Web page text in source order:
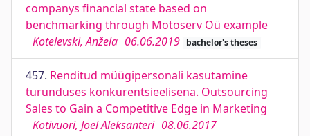
companys financial state based on
benchmarking through Motoserv Oü example
Kotelevski, Anžela 06.06.2019 bachelor's theses
457. Renditud müügipersonali kasutamine
turunduses konkurentsieelisena. Outsourcing
Sales to Gain a Competitive Edge in Marketing
Kotivuori, Joel Aleksanteri 08.06.2017